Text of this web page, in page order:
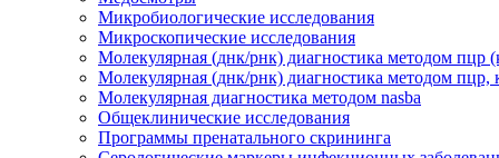
Микробиологические исследования
Микроскопические исследования
Молекулярная (днк/рнк) диагностика методом пцр
Молекулярная (днк/рнк) диагностика методом пцр,
Молекулярная диагностика методом nasba
Общеклинические исследования
Программы пренатального скрининга